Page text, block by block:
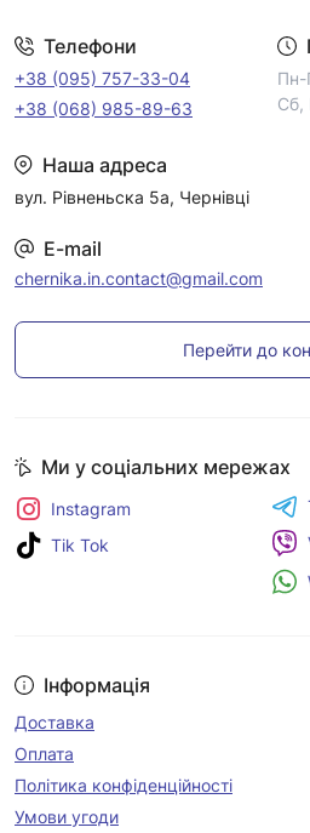
Телефони
+38 (095) 757-33-04
+38 (068) 985-89-63
Пн-
Сб,
Наша адреса
вул. Рівненьска 5а, Чернівці
E-mail
chernika.in.contact@gmail.com
Перейти до
Інформація
Доставка
Оплата
Політика конфіденційності
Умови угоди
Ми у соціальних мережах
Instagram
Tik Tok